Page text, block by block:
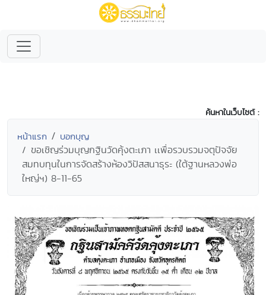
ค้นหาในเว็บไซต์ :
หน้าแรก บอกบุญ
ขอเชิญร่วมบุญกฐินวัดคุ้งตะเภา เเพื่อรวบรวมจตุปัจจัย
สมทบทุนในการจัดสร้างห้องวิปัสสนาธุระ (ใต้ฐานหลวงพ่อ
ใหญ่ฯ) 8-11-65